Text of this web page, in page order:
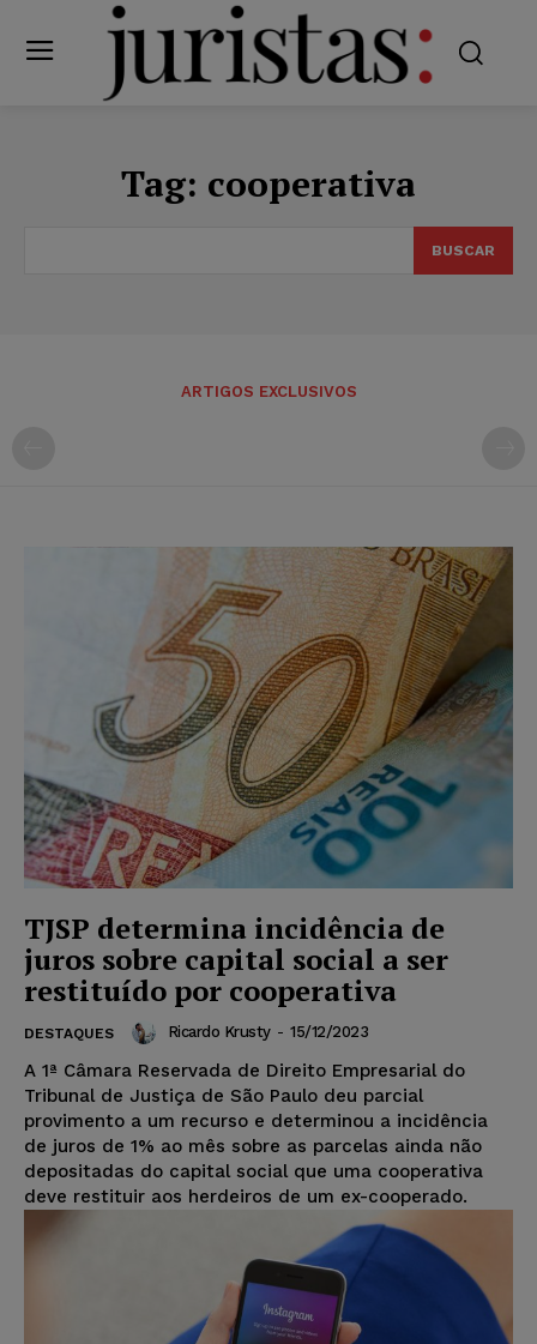
Tag: cooperativa
BUSCAR
ARTIGOS EXCLUSIVOS
TJSP determina incidência de
juros sobre capital social a ser
restituído por cooperativa
DESTAQUES Ricardo Krusty - 15/12/2023
A 1ª Câmara Reservada de Direito Empresarial do
Tribunal de Justiça de São Paulo deu parcial
provimento a um recurso e determinou a incidência
de juros de 1% ao mês sobre as parcelas ainda não
depositadas do capital social que uma cooperativa
deve restituir aos herdeiros de um ex-cooperado.